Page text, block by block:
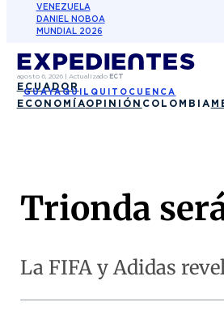
VENEZUELA
DANIEL NOBOA
MUNDIAL 2026
agosto 6, 2026| Actualizado ECT
ECUADOR
GUAYAQUIL QUITO CUENCA
ECONOMÍAOPINIÓN COLOMBIA
Trionda
La FIFA y Adidas